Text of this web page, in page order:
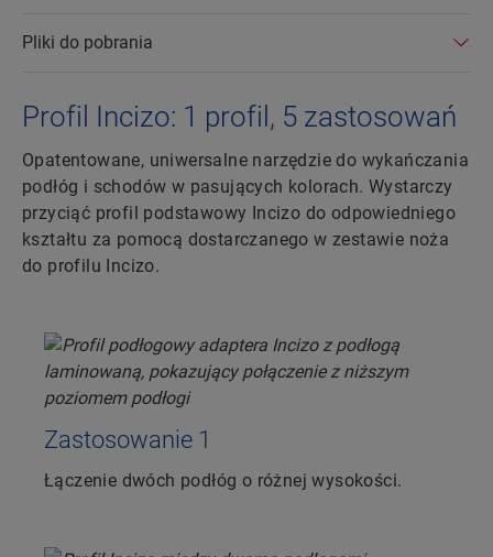
Pliki do pobrania
Profil Incizo: 1 profil, 5 zastosowań
Opatentowane, uniwersalne narzędzie do wykańczania
podłóg i schodów w pasujących kolorach. Wystarczy
przyciąć profil podstawowy Incizo do odpowiedniego
kształtu za pomocą dostarczanego w zestawie noża
do profilu Incizo.
Zastosowanie 1
Łączenie dwóch podłóg o różnej wysokości.